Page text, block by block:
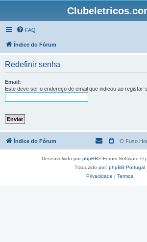
FAQ
Índice do Fórum
Redefinir senha
Email:
Este deve ser o endereço de email que indicou ao registar-
Índice do Fórum O Fuso
Desenvolvido porphpBB® Forum Software ©
Traduzido por: phpBB Portugal
Privacidade | Termos